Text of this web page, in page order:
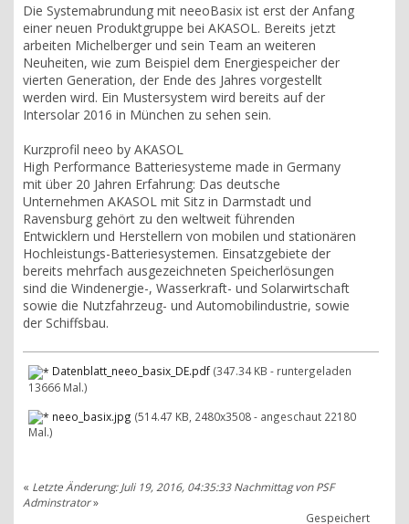
Die Systemabrundung mit neeoBasix ist erst der Anfang
einer neuen Produktgruppe bei AKASOL. Bereits jetzt
arbeiten Michelberger und sein Team an weiteren
Neuheiten, wie zum Beispiel dem Energiespeicher der
vierten Generation, der Ende des Jahres vorgestellt
werden wird. Ein Mustersystem wird bereits auf der
Intersolar 2016 in München zu sehen sein.
Kurzprofil neeo by AKASOL
High Performance Batteriesysteme made in Germany
mit über 20 Jahren Erfahrung: Das deutsche
Unternehmen AKASOL mit Sitz in Darmstadt und
Ravensburg gehört zu den weltweit führenden
Entwicklern und Herstellern von mobilen und stationären
Hochleistungs-Batteriesystemen. Einsatzgebiete der
bereits mehrfach ausgezeichneten Speicherlösungen
sind die Windenergie-, Wasserkraft- und Solarwirtschaft
sowie die Nutzfahrzeug- und Automobilindustrie, sowie
der Schiffsbau.
Datenblatt_neeo_basix_DE.pdf(347.34 KB - runtergeladen
13666 Mal.)
neeo_basix.jpg (514.47 KB, 2480x3508 - angeschaut 22180
Mal.)
« Letzte Änderung: Juli 19, 2016, 04:35:33 Nachmittag von PSF
Adminstrator»
Gespeichert